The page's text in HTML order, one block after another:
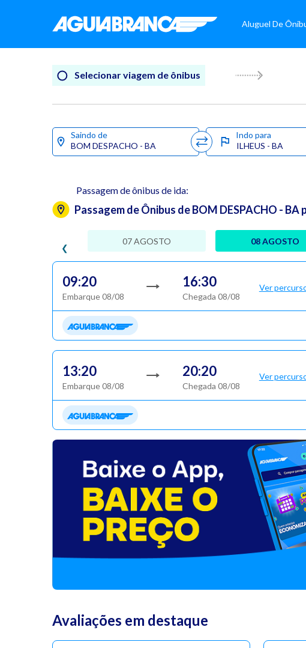
Aluguel De
Selecionar viagem de ônibus
Saindo de Indo para
Passagem de ônibus de ida:
Passagem de Ônibus de BOM DESPACHO - BA
❮
07 AGOSTO 08 AGOSTO
09:20
Embarque 08/08
16:30
Chegada 08/08
Ver
13:20
Embarque 08/08
20:20
Chegada 08/08
Ver
Avaliações em destaque